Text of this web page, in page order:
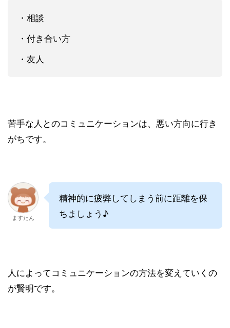
・相談
・付き合い方
・友人
苦手な人とのコミュニケーションは、悪い方向に行き
がちです。
ますたん
精神的に疲弊してしまう前に距離を保
ちましょう♪
人によってコミュニケーションの方法を変えていくの
が賢明です。